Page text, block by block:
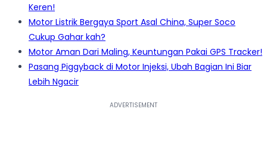
Keren!
Motor Listrik Bergaya Sport Asal China, Super Soco
Cukup Gahar kah?
Motor Aman Dari Maling, Keuntungan Pakai GPS Tracker!
Pasang Piggyback di Motor Injeksi, Ubah Bagian Ini Biar
Lebih Ngacir